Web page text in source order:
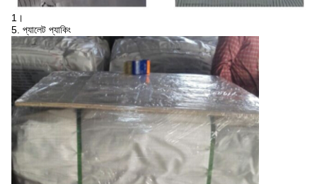
1।
5. প্যালেট প্যাকিং